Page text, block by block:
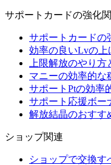
サポートカードの強化
サポートカードの
効率の良いLvの上
上限解放のやり方
マニーの効率的な
サポートPtの効率
サポート応援ボー
解放結晶のおすす
ショップ関連
ショップで交換す